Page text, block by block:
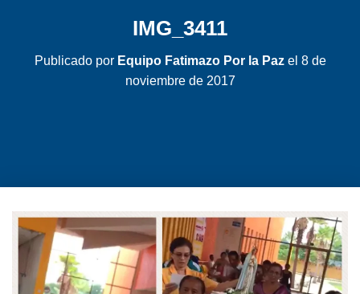
IMG_3411
Publicado por Equipo Fatimazo Por la Pazel 8 de
noviembre de 2017